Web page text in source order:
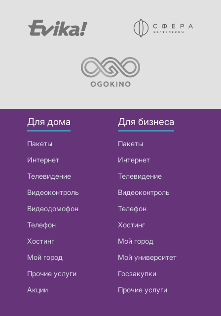
Для дома
Пакеты
Интернет
Телевидение
Видеоконтроль
Видеодомофон
Телефон
Хостинг
Мой город
Прочие услуги
Акции
Для бизнеса
Пакеты
Интернет
Телевидение
Видеоконтроль
Телефон
Хостинг
Мой город
Мой университет
Госзакупки
Прочие услуги